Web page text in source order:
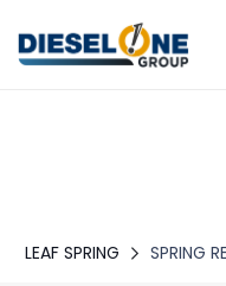
LEAF SPRING SPRING